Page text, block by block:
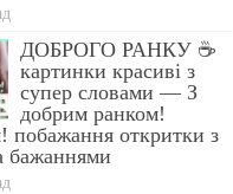
ДОБРОГО РАНКУ ☕
картинки красиві з
супер словами — З
добрим ранком!
побажання откритки з
бажаннями